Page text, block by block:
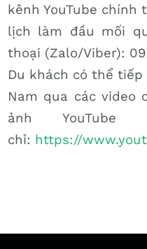
kênh YouTube chính
lịch làm đầu mối
thoại (Zalo/Viber):
Du khách có thể
Nam qua các video
ảnh
chỉ: https://